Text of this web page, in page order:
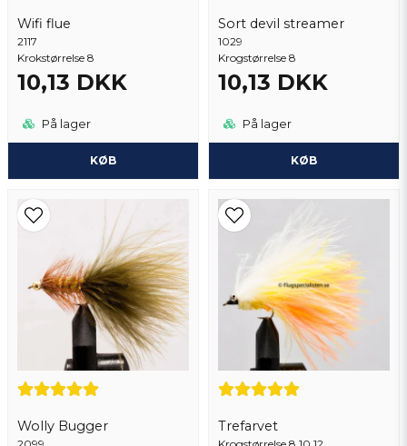
Wifi flue
2117
Krokstørrelse 8
10,13 DKK
På lager
KØB
Sort devil streamer
1029
Krogstørrelse 8
10,13 DKK
På lager
KØB
Wolly Bugger Trefarvet
Send spørgsmål